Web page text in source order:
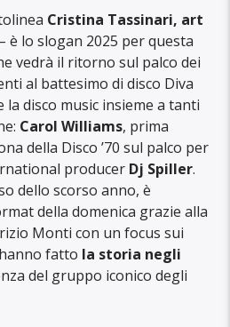
Cristina Tassinari, art
– è lo slogan 2025 per questa
vedrà il ritorno sul palco dei
al battesimo di disco Diva
la disco music insieme a tanti
Carol Williams, prima
della Disco ’70 sul palco per
producer Dj Spiller.
dello scorso anno, è
della domenica grazie alla
Monti con un focus sui
fatto la storia negli
del gruppo iconico degli